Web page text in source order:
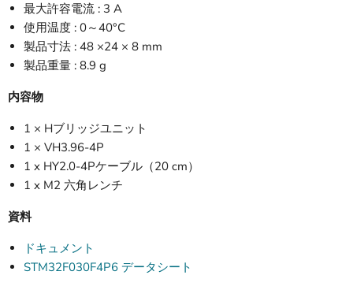
最大許容電流 : 3 A
使用温度 : 0～40°C
製品寸法 : 48 ×24 × 8 mm
製品重量 : 8.9 g
内容物
1 × Hブリッジユニット
1 × VH3.96-4P
1 x HY2.0-4Pケーブル（20 cm）
1 x M2 六角レンチ
資料
ドキュメント
STM32F030F4P6 データシート